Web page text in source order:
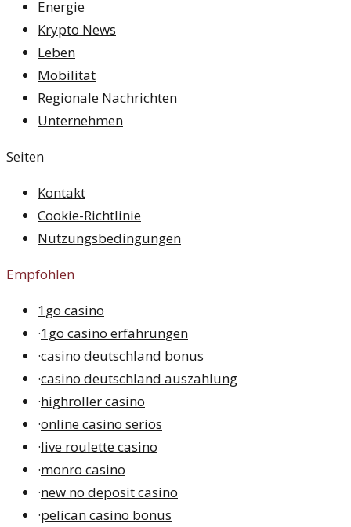
Energie
Krypto News
Leben
Mobilität
Regionale Nachrichten
Unternehmen
Seiten
Kontakt
Cookie-Richtlinie
Nutzungsbedingungen
Empfohlen
1go casino
·1go casino erfahrungen
·casino deutschland bonus
·casino deutschland auszahlung
·highroller casino
·online casino seriös
·live roulette casino
·monro casino
·new no deposit casino
·pelican casino bonus